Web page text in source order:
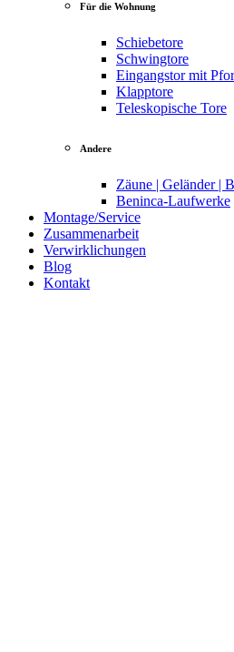
Für die Wohnung
Schiebetore
Schwingtore
Eingangstor mit
Klapptore
Teleskopische Tore
Andere
Zäune | Geländer |
Beninca-Laufwerke
Montage/Service
Zusammenarbeit
Verwirklichungen
Blog
Kontakt